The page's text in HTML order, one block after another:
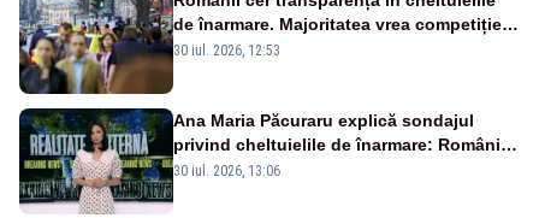
de înarmare. Majoritatea vrea competiție
reală și industrie locală – SONDAJ
30 iul. 2026, 12:53
Ana Maria Păcuraru explică sondajul
privind cheltuielile de înarmare: Românii
cer transparență în achiziții și un echilibru
30 iul. 2026, 13:06